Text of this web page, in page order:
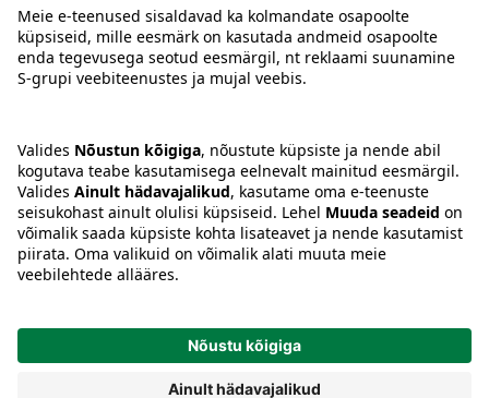
Tingimused
Keel:ETENRU